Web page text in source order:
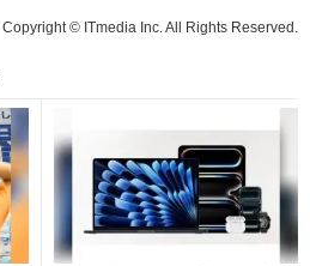
Copyright © ITmedia Inc. All Rights Reserved.